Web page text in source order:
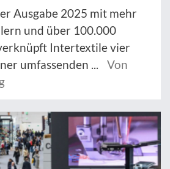
Ausgabe 2025 mit mehr
und über 100.000
Intertextile vier
umfassenden ...
Von